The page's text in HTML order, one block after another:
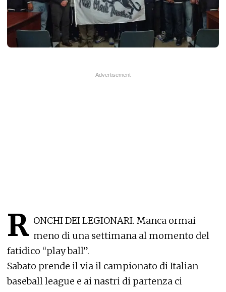
R ONCHI DEI LEGIONARI. Manca ormai
meno di una settimana al momento del
fatidico “play ball”.
Sabato prende il via il campionato di Italian
baseball league e ai nastri di partenza ci